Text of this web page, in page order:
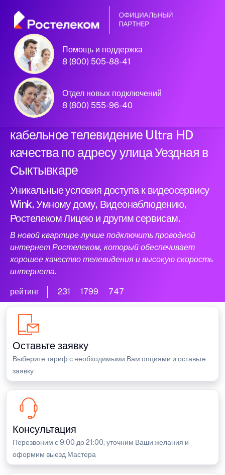
Помощь и поддержка
8 (800) 505-88-41
Отдел новых подключений
8 (800) 555-96-40
Официальный
партнер Ростелеком
Подключили новый интернет и
кабельное телевидение Ultra HD
качества по адресу улица Уездная в
Сыктывкаре
Уникальные условия доступа к видеосервису
Wink, Умному дому, Видеонаблюдению,
Ростелеком Лицею и другим сервисам.
В новой квартире лучше подключить проводной
интернет Ростелеком, который обеспечивает
хорошее качество телевидения и высокую скорость
интернета.
рейтинг 231 1799 747
Оставьте заявку
Выберите тариф с необходимыми Вам опциями и оставьте
заявку
Консультация
Перезвоним с 9:00 до 21:00, уточним Ваши желания и
оформим выезд Мастера